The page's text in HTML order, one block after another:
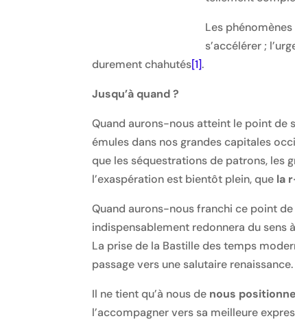
Les
s’accélérer ;
durement chahutés[1].
Jusqu’à quand ?
Quand aurons-nous atteint le point de
émules dans nos grandes capitales
que les séquestrations de patrons, les
l’exaspération est bientôt plein, que la
Quand aurons-nous franchi ce point
indispensablement redonnera du sens
La prise de la Bastille des temps
passage vers une salutaire
Il ne tient qu’à nous de nous
l’accompagner vers sa meilleure